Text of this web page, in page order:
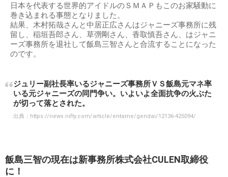
日本を代表する世界的アイドルのＳＭＡＰもこのお家騒動に
巻き込まれる事態となりました。
結果、木村拓哉さんと中居正広さんはジャニーズ事務所に残
留し、稲垣吾郎さん、草彅剛さん、香取慎吾さん、はジャニ
ーズ事務所を退社して飯島三智さんと合流することになった
のです。
ジュリー副社長率いるジャニーズ事務所ＶＳ飯島元マネ率
いる元ジャニーズの同門争い。いよいよ全面抗争の火ぶた
が切って落とされた。
出典： https://news.nifty.com/article/entame/gendai/12136-425094/
飯島三智の現在は新事務所株式会社CULEN取締役
に！